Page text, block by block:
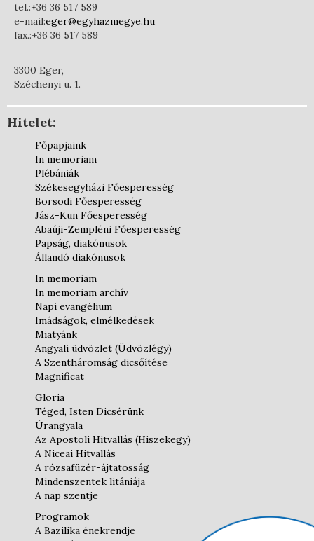
tel.:+36 36 517 589
e-mail:eger@egyhazmegye.hu
fax.:+36 36 517 589
3300 Eger,
Széchenyi u. 1.
Hitelet:
Főpapjaink
In memoriam
Plébániák
Székesegyházi Főesperesség
Borsodi Főesperesség
Jász-Kun Főesperesség
Abaúji-Zempléni Főesperesség
Papság, diakónusok
Állandó diakónusok
In memoriam
In memoriam archív
Napi evangélium
Imádságok, elmélkedések
Miatyánk
Angyali üdvözlet (Üdvözlégy)
A Szentháromság dicsőítése
Magnificat
Gloria
Téged, Isten Dicsérünk
Úrangyala
Az Apostoli Hitvallás (Hiszekegy)
A Niceai Hitvallás
A rózsafüzér-ájtatosság
Mindenszentek litániája
A nap szentje
Programok
A Bazilika énekrendje